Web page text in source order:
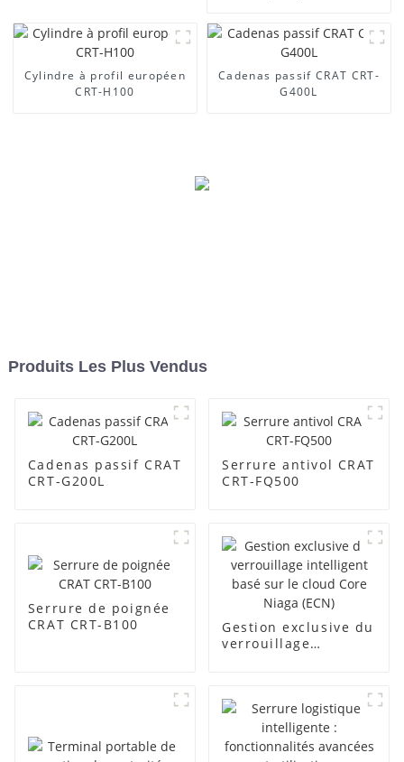
Cylindre à profil européen
CRT-H100
Cadenas passif CRAT CRT-
G400L
Produits Les Plus Vendus
Cadenas passif CRAT
CRT-G200L
Serrure antivol CRAT
CRT-FQ500
Serrure de poignée
CRAT CRT-B100
Gestion exclusive du
verrouillage